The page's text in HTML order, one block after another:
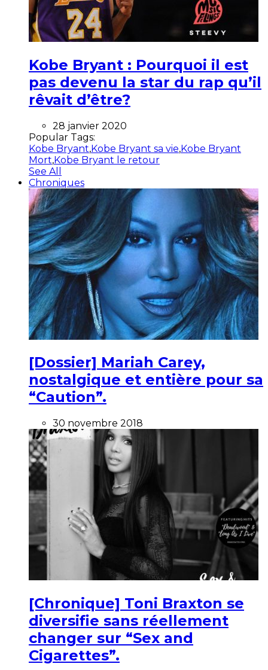
Kobe Bryant : Pourquoi il est
pas devenu la star du rap qu’il
rêvait d’être?
28 janvier 2020
Popular Tags:
Kobe Bryant,Kobe Bryant sa vie,Kobe Bryant
Mort,Kobe Bryant le retour
See All
Chroniques
[Dossier] Mariah Carey,
nostalgique et entière pour sa
“Caution”.
30 novembre 2018
[Chronique] Toni Braxton se
diversifie sans réellement
changer sur “Sex and
Cigarettes”.